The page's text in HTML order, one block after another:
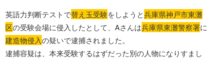
英語力判断テストで替え玉受験をしようと兵庫県神戸市東灘
区の受験会場に侵入したとして、Aさんは兵庫県東灘警察署に
建造物侵入の疑いで逮捕されました。
逮捕容疑は、本来受験するはずだった別の人物になりすまし